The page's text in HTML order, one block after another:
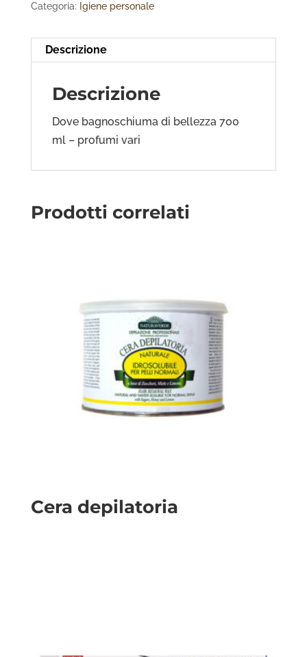
Categoria: Igiene personale
Descrizione
Descrizione
Dove bagnoschiuma di bellezza 700
ml – profumi vari
Prodotti correlati
Cera depilatoria